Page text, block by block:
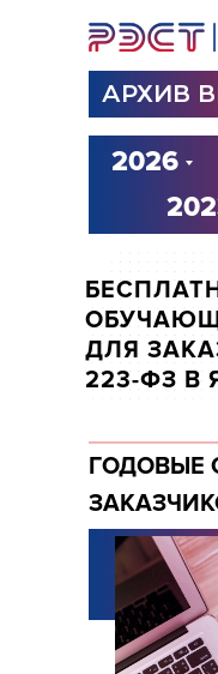
АРХИВ
2026
ДЛЯ
223-ФЗ В
ГОДОВЫЕ